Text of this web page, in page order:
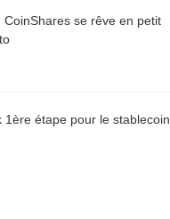
CoinShares se rêve en petit
1ère étape pour le stablecoin